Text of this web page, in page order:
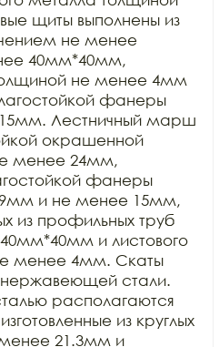
щиты выполнены из
не менее
40мм*40мм,
не менее 4мм
фанеры
Лестничный марш
окрашенной
менее 24мм,
фанеры
и не менее 15мм,
из профильных труб
и листового
менее 4мм. Скаты
нержавеющей стали.
располагаются
из круглых
21.3мм и